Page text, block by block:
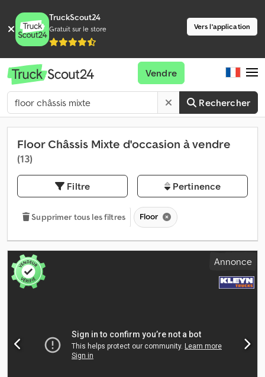
TruckScout24
Gratuit sur le store Vers l'application
Rechercher
Vendre
Floor Châssis Mixte d'occasion à vendre
(13)
Filtre Pertinence
Supprimer tous les filtres Floor
Annonce